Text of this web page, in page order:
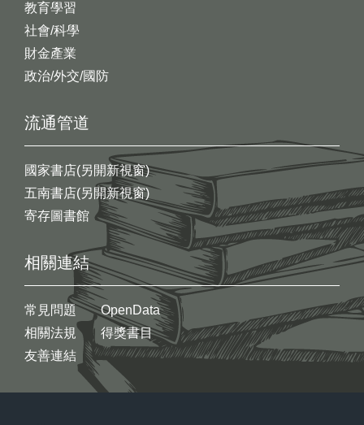
教育學習
社會/科學
財金產業
政治/外交/國防
流通管道
國家書店(另開新視窗)
五南書店(另開新視窗)
寄存圖書館
相關連結
常見問題
相關法規
友善連結
OpenData
得獎書目